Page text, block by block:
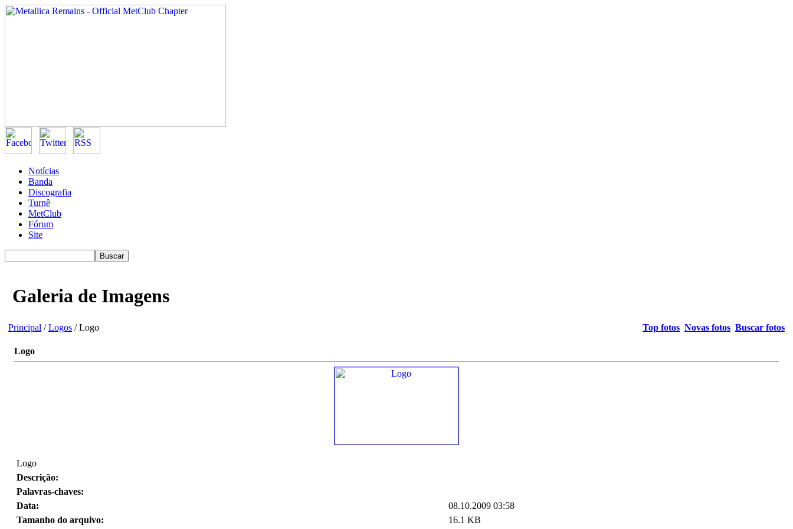
Notícias
Banda
Discografia
Turnê
MetClub
Fórum
Site
Galeria de Imagens
Principal /Logos / Logo Top fotos Novas fotos Buscar fotos
Logo
Logo
Descrição:
Palavras-chaves:
Data:
08.10.2009 03:58
Tamanho do arquivo:
16.1 KB